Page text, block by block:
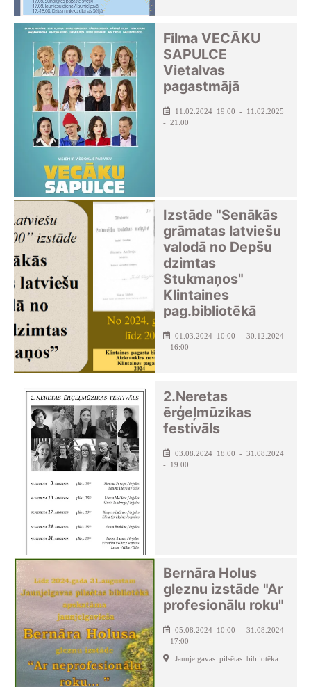
Filma VECĀKU
SAPULCE
Vietalvas
pagastmājā
11.02.2024 19:00 - 11.02.2025
- 21:00
Izstāde "Senākās
grāmatas latviešu
valodā no Depšu
dzimtas
Stukmaņos"
Klintaines
pag.bibliotēkā
01.03.2024 10:00 - 30.12.2024
- 16:00
2.Neretas
ērģeļmūzikas
festivāls
03.08.2024 18:00 - 31.08.2024
- 19:00
Bernāra Holus
gleznu izstāde "Ar
profesionālu roku"
05.08.2024 10:00 - 31.08.2024
- 17:00
Jaunjelgavas pilsētas bibliotēka